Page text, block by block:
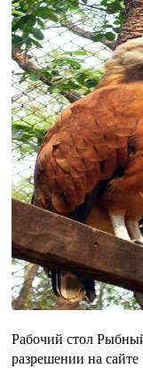
Рабочий стол
разрешении на